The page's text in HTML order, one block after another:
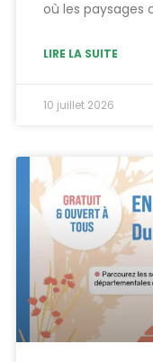
où les paysages
LIRE LA SUITE
10 juillet 2026